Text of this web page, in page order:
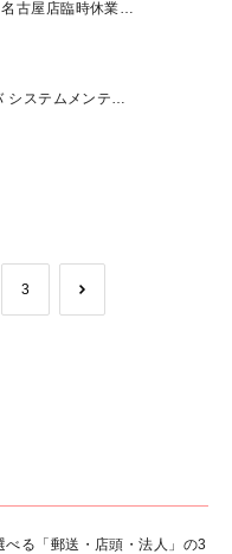
4月11日20時～ カメラ買取のアメモバ システムメンテナンスのお知らせ
3
る「郵送・店頭・法人」の3